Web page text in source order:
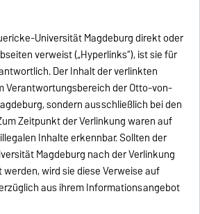
Universität Magdeburg direkt oder
verweist („Hyperlinks“), ist sie für
Der Inhalt der verlinkten
Verantwortungsbereich der Otto-von-
sondern ausschließlich bei den
Zeitpunkt der Verlinkung waren auf
Inhalte erkennbar. Sollten der
Magdeburg nach der Verlinkung
wird sie diese Verweise auf
aus ihrem Informationsangebot